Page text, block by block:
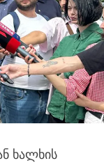
ხალხის